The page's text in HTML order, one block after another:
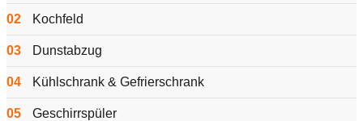
02 Kochfeld
03 Dunstabzug
04 Kühlschrank & Gefrierschrank
05 Geschirrspüler